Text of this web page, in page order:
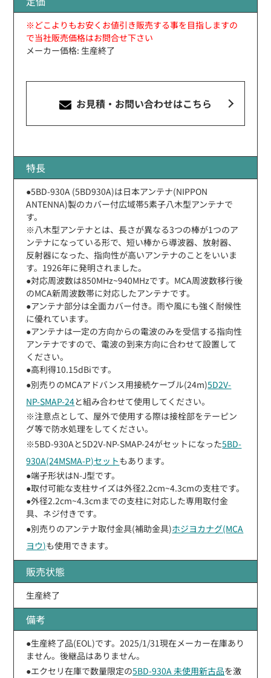
※どこよりもお安くお値引き販売する事を目指しますの
で当社販売価格はお問合せ下さい
メーカー価格: 生産終了
お見積・お問い合わせはこちら
特長
●5BD-930A (5BD930A)は日本アンテナ(NIPPON
ANTENNA)製のカバー付広域帯5素子八木型アンテナで
す。
※八木型アンテナとは、長さが異なる3つの棒が1つのア
ンテナになっている形で、短い棒から導波器、放射器、
反射器になった、指向性が高いアンテナのことをいいま
す。1926年に発明されました。
●対応周波数は850MHz~940MHzです。MCA周波数移行後
のMCA新周波数帯に対応したアンテナです。
●アンテナ部分は全面カバー付き。雨や風にも強く耐候性
に優れています。
●アンテナは一定の方向からの電波のみを受信する指向性
アンテナですので、電波の到来方向に合わせて設置して
ください。
●高利得10.15dBiです。
●別売りのMCAアドバンス用接続ケーブル(24m)5D2V-
NP-SMAP-24と組み合わせて使用してください。
※注意点として、屋外で使用する際は接栓部をテーピン
グ等で防水処理をしてください。
※5BD-930Aと5D2V-NP-SMAP-24がセットになった5BD-
930A(24MSMA-P)セットもあります。
●端子形状はN-J型です。
●取付可能な支柱サイズは外径2.2cm~4.3cmの支柱です。
●外径2.2cm~4.3cmまでの支柱に対応した専用取付金
具、ネジ付きです。
●別売りのアンテナ取付金具(補助金具)ホジヨカナグ(MCA
ヨウ)も使用できます。
販売状態
生産終了
備考
●生産終了品(EOL)です。2025/1/31現在メーカー在庫あり
ません。後継品はありません。
●エクセリ在庫で数量限定の5BD-930A 未使用新古品を激